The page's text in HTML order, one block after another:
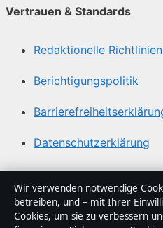
Vertrauen & Standards
Redaktionelle Richtlinien
Berichtigungspolitik
Datenschutzerklärung
Über Gegenwart24 in Kürze
Gegenwart24 ist ein
Wir verwenden notwendige
betreiben, und – mit Ihrer
Cookies, um sie zu verbessern